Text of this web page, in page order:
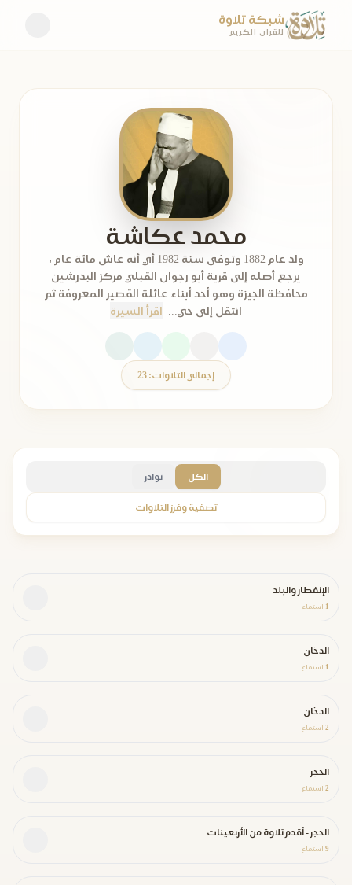
شبكة تلاوة
للقرآن الكريم
محمد عكاشة
ولد عام 1882 وتوفى سنة 1982 أي أنه عاش مائة عام ،
يرجع أصله إلى قرية أبو رجوان القبلي مركز البدرشين
محافظة الجيزة وهو أحد أبناء عائلة القصير المعروفة ثم
انتقل إلى حي...
اقرأ السيرة
إجمالي التلاوات: 23
الكل نوادر
تصفية وفرز التلاوات
الإنفطار والبلد
1 استماع
الدخان
1 استماع
الدخان
2 استماع
الحجر
2 استماع
الحجر - أقدم تلاوة من الأربعينات
9 استماع